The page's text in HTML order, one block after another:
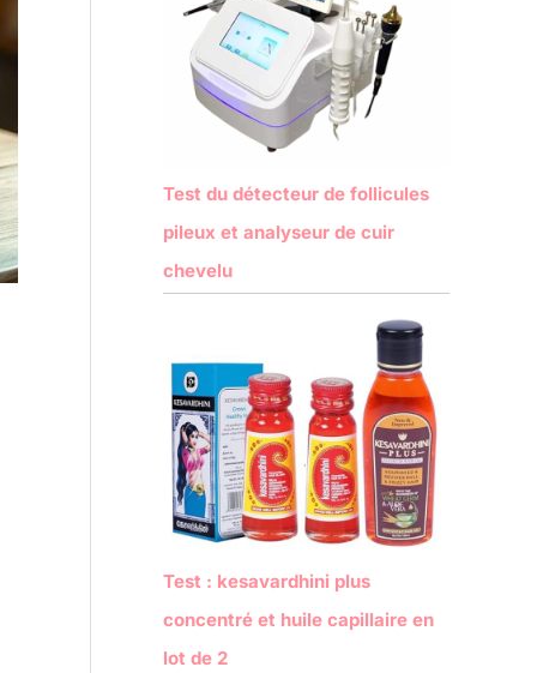
Test du détecteur de follicules
pileux et analyseur de cuir
chevelu
Test : kesavardhini plus
concentré et huile capillaire en
lot de 2